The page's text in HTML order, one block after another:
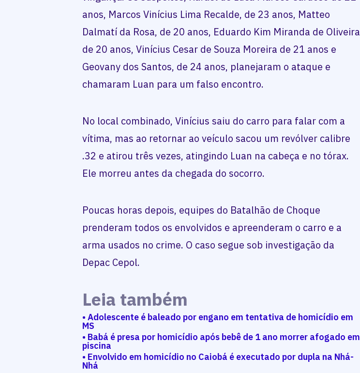
anos, Marcos Vinícius Lima Recalde, de 23 anos, Matteo
Dalmatí da Rosa, de 20 anos, Eduardo Kim Miranda de Oliveira
de 20 anos, Vinícius Cesar de Souza Moreira de 21 anos e
Geovany dos Santos, de 24 anos, planejaram o ataque e
chamaram Luan para um falso encontro.
No local combinado, Vinícius saiu do carro para falar com a
vítima, mas ao retornar ao veículo sacou um revólver calibre
.32 e atirou três vezes, atingindo Luan na cabeça e no tórax.
Ele morreu antes da chegada do socorro.
Poucas horas depois, equipes do Batalhão de Choque
prenderam todos os envolvidos e apreenderam o carro e a
arma usados no crime. O caso segue sob investigação da
Depac Cepol.
Leia também
• Adolescente é baleado por engano em tentativa de homicídio em
MS
• Babá é presa por homicídio após bebê de 1 ano morrer afogado em
piscina
• Envolvido em homicídio no Caiobá é executado por dupla na Nhá-
Nhá